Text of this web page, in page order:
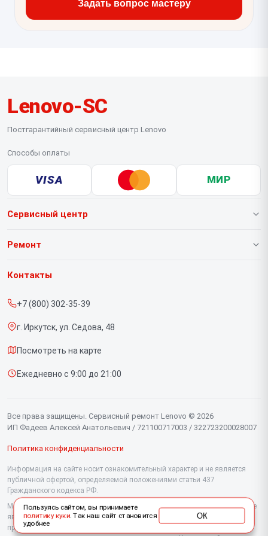
Задать вопрос мастеру
Lenovo-SC
Постгарантийный сервисный центр Lenovo
Способы оплаты
VISA МИР
Сервисный центр
О нашем сервисе
Срочный ремонт
Доставка и способы оплаты
Диагностика
Контакты
Ремонт
Ноутбуков
Контакты
+7 (800) 302-35-39
г. Иркутск, ул. Седова, 48
Посмотреть на карте
Ежедневно с 9:00 до 21:00
Все права защищены. Сервисный ремонт Lenovo © 2026
ИП Фадеев Алексей Анатольевич / 721100717003 / 322723200028007
Политика конфиденциальности
Информация на сайте носит ознакомительный характер и не является
публичной офертой, определяемой положениями статьи 437
Гражданского кодекса РФ.
Мы специализируемся на обслуживании и ремонте техники Lenovo, но не
являемся их официальным представителем. Предоставляем
профессиональные услуги после истечения гарантии, а также
Пользуясь сайтом, вы принимаете
политику куки. Так наш сайт становится
удобнее
ОК